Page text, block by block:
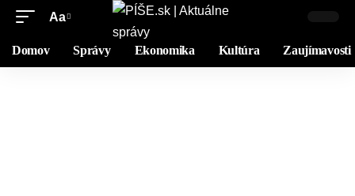
Aa
Domov Správy Ekonomika Kultúra Zaujímavosti